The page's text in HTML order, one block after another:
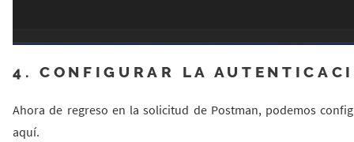
4. CONFIGURAR LA
Ahora de regreso en la solicitud de Postman, podemos
aquí.